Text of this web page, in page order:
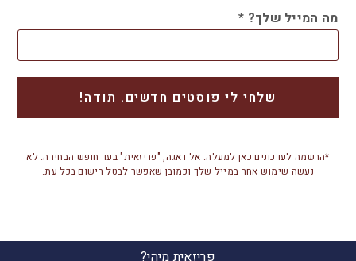
מה המייל שלך? *
*הרשמה לעדכונים כאן למעלה. אל דאגה, "פריזאית" בעד חופש הבחירה. לא
נעשה שימוש אחר במייל שלך וכמובן שאפשר לבטל רישום בכל עת.
פריזאית מיהי?